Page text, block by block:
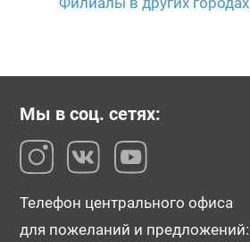
Мы в соц. сетях:
Телефон центрального офиса
для пожеланий и предложений: